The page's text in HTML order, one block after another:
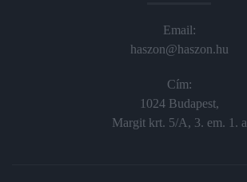
Email:
haszon@haszon.hu
Cím:
1024 Budapest,
Margit krt. 5/A, 3. em. 1. a